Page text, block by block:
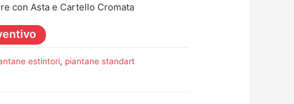
con Asta e Cartello Cromata
estintori, piantane standart